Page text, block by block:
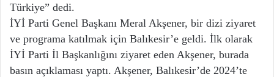
Türkiye” dedi.
İYİ Parti Genel Başkanı Meral Akşener, bir dizi ziyaret
ve programa katılmak için Balıkesir’e geldi. İlk olarak
İYİ Parti İl Başkanlığını ziyaret eden Akşener, burada
basın açıklaması yaptı. Akşener, Balıkesir’de 2024’te